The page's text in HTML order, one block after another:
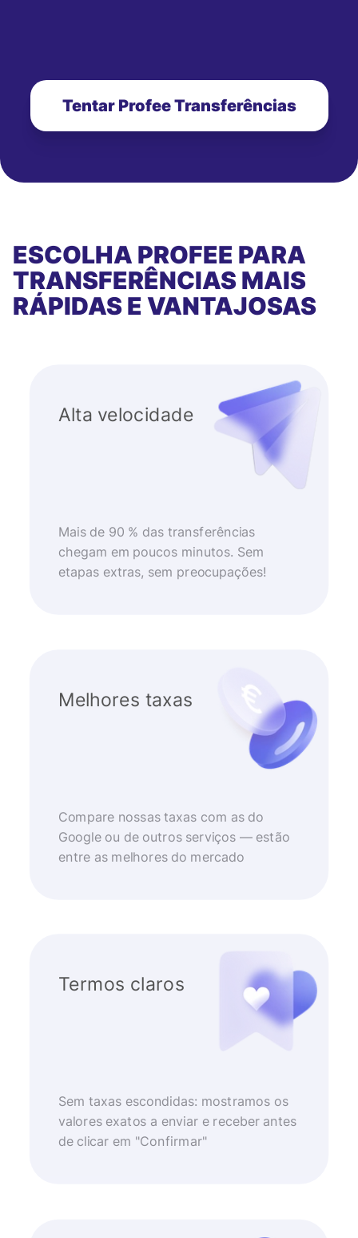
Tentar Profee Transferências
ESCOLHA PROFEE PARA
TRANSFERÊNCIAS MAIS
RÁPIDAS E VANTAJOSAS
Alta velocidade
Mais de 90 % das transferências
chegam em poucos minutos. Sem
etapas extras, sem preocupações!
Melhores taxas
Compare nossas taxas com as do
Google ou de outros serviços — estão
entre as melhores do mercado
Termos claros
Sem taxas escondidas: mostramos os
valores exatos a enviar e receber antes
de clicar em "Confirmar"